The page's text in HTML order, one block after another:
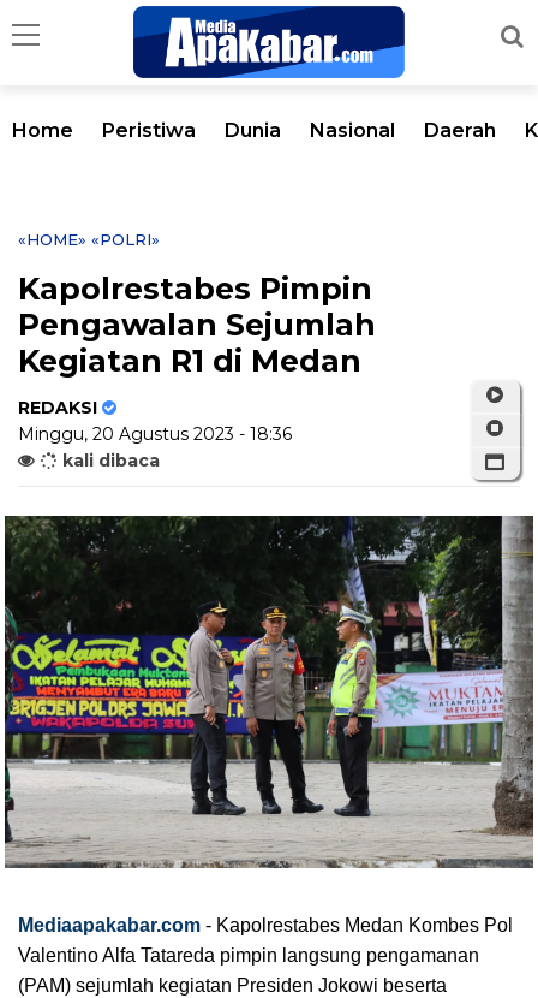
Home Peristiwa Dunia Nasional Daerah
«HOME» «POLRI»
Kapolrestabes Pimpin
Pengawalan Sejumlah
Kegiatan R1 di Medan
REDAKSI
Minggu, 20 Agustus 2023 - 18:36
kali dibaca
Mediaapakabar.com - Kapolrestabes Medan Kombes Pol
Valentino Alfa Tatareda pimpin langsung pengamanan
(PAM) sejumlah kegiatan Presiden Jokowi beserta